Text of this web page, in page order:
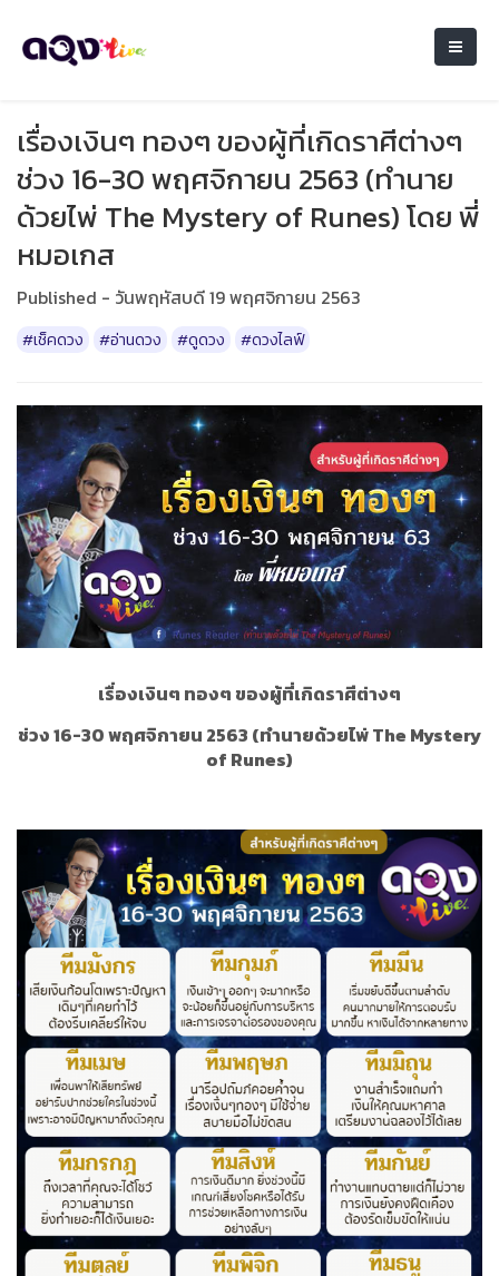
เรื่องเงินๆ ทองๆ ของผู้ที่เกิดราศีต่างๆ
ช่วง 16-30 พฤศจิกายน 2563 (ทำนาย
ด้วยไพ่ The Mystery of Runes) โดย พี่
หมอเกส
Published - วันพฤหัสบดี 19 พฤศจิกายน 2563
#เช็คดวง #อ่านดวง #ดูดวง #ดวงไลฟ์
เรื่องเงินๆ ทองๆ ของผู้ที่เกิดราศีต่างๆ
ช่วง 16-30 พฤศจิกายน 2563 (ทำนายด้วยไพ่ The Mystery
of Runes)